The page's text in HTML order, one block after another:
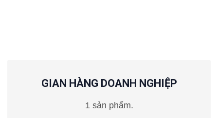
GIAN HÀNG DOANH NGHIỆP
1 sản phẩm.